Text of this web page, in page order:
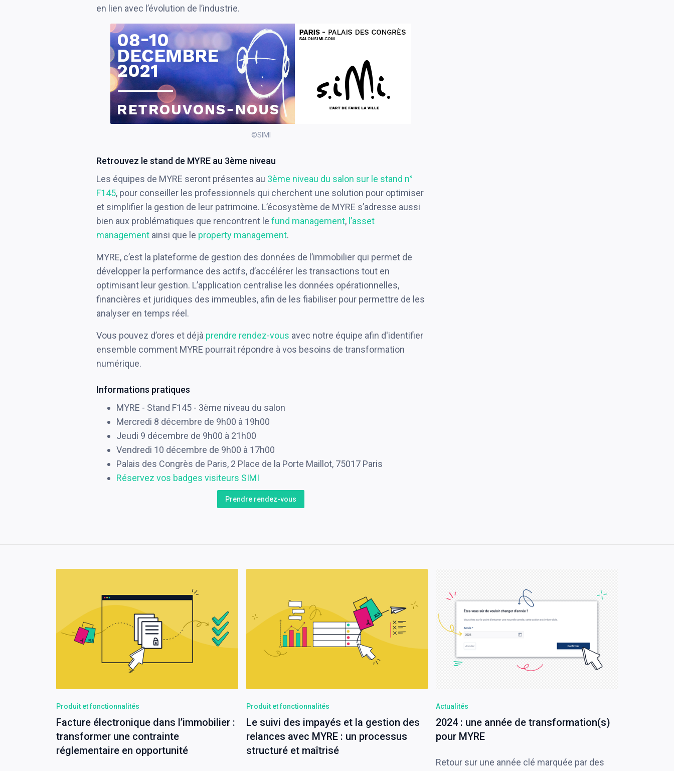
en lien avec l’évolution de l’industrie.
©SIMI
Retrouvez le stand de MYRE au 3ème niveau
Les équipes de MYRE seront présentes au 3ème niveau du salon sur le stand n°
F145, pour conseiller les professionnels qui cherchent une solution pour optimiser
et simplifier la gestion de leur patrimoine. L’écosystème de MYRE s’adresse aussi
bien aux problématiques que rencontrent le fund management, l’asset
management ainsi que le property management.
MYRE, c’est la plateforme de gestion des données de l’immobilier qui permet de
développer la performance des actifs, d’accélérer les transactions tout en
optimisant leur gestion. L’application centralise les données opérationnelles,
financières et juridiques des immeubles, afin de les fiabiliser pour permettre de les
analyser en temps réel.
Vous pouvez d’ores et déjà prendre rendez-vous avec notre équipe afin d'identifier
ensemble comment MYRE pourrait répondre à vos besoins de transformation
numérique.
Informations pratiques
MYRE - Stand F145 - 3ème niveau du salon
Mercredi 8 décembre de 9h00 à 19h00
Jeudi 9 décembre de 9h00 à 21h00
Vendredi 10 décembre de 9h00 à 17h00
Palais des Congrès de Paris, 2 Place de la Porte Maillot, 75017 Paris
Réservez vos badges visiteurs SIMI
Prendre rendez-vous
Produit et fonctionnalités
Facture électronique dans l’immobilier :
transformer une contrainte
réglementaire en opportunité
Produit et fonctionnalités
Le suivi des impayés et la gestion des
relances avec MYRE : un processus
structuré et maîtrisé
Actualités
2024 : une année de transformation(s)
pour MYRE
Retour sur une année clé marquée par des